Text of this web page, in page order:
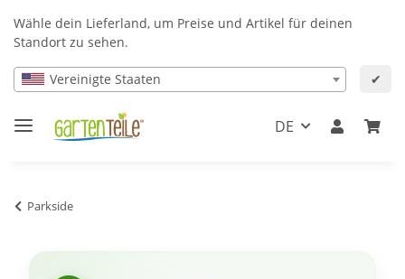
Wähle dein Lieferland, um Preise und Artikel für deinen
Standort zu sehen.
Vereinigte Staaten ✔
DE
Parkside